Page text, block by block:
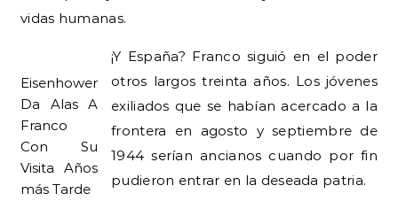
vidas humanas.
Eisenhower
Da Alas A
Franco
Con Su
Visita Años
más Tarde
¡Y España? Franco siguió en el poder
otros largos treinta años. Los jóvenes
exiliados que se habían acercado a la
frontera en agosto y septiembre de
1944 serían ancianos cuando por fin
pudieron entrar en la deseada patria.